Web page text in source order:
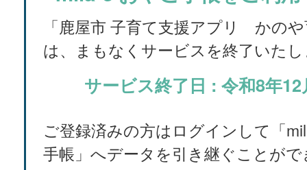
「鹿屋市 子育て支援アプリ かの
は、まもなくサービスを終了いた
サービス終了日 : 令和8年12
ご登録済みの方はログインして「
手帳」へデータを引き継ぐことが